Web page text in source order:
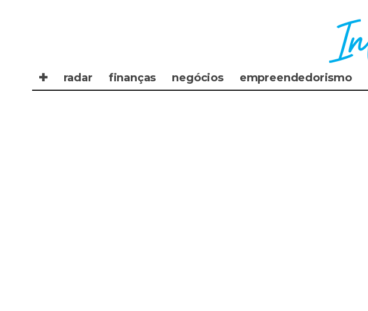
✚ radar finanças negócios empreendedorismo